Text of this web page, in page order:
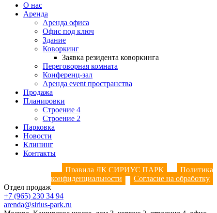
О нас
Аренда
Аренда офиса
Офис под ключ
Здание
Коворкинг
Заявка резидента коворкинга
Переговорная комната
Конференц-зал
Аренда event пространства
Продажа
Планировки
Строение 4
Строение 2
Парковка
Новости
Клининг
Контакты
Правила ДК СИРИУС ПАРК
Политика
конфиденциальности
Согласие на обработку
Отдел продаж
+7 (965) 230 34 94
arenda@sirius-park.ru